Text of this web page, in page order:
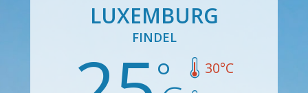
LUXEMBURG
FINDEL
30°C